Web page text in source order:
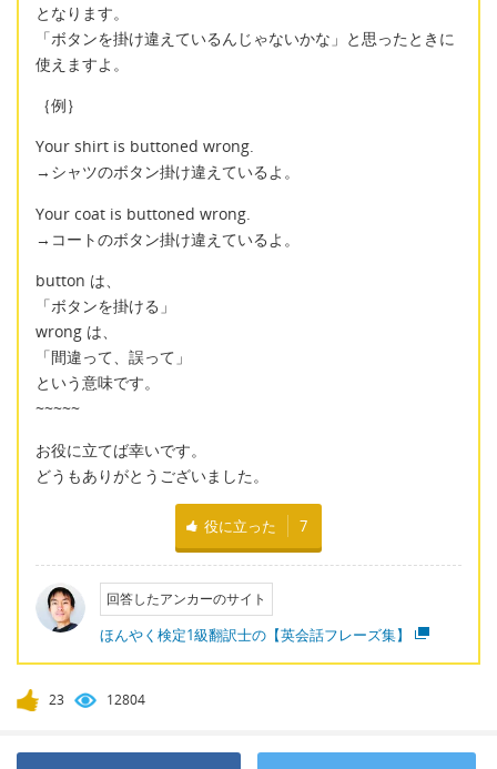
となります。
「ボタンを掛け違えているんじゃないかな」と思ったときに
使えますよ。
｛例｝
Your shirt is buttoned wrong.
→シャツのボタン掛け違えているよ。
Your coat is buttoned wrong.
→コートのボタン掛け違えているよ。
button は、
「ボタンを掛ける」
wrong は、
「間違って、誤って」
という意味です。
~~~~~
お役に立てば幸いです。
どうもありがとうございました。
役に立った 7
回答したアンカーのサイト
ほんやく検定1級翻訳士の【英会話フレーズ集】
23 12804